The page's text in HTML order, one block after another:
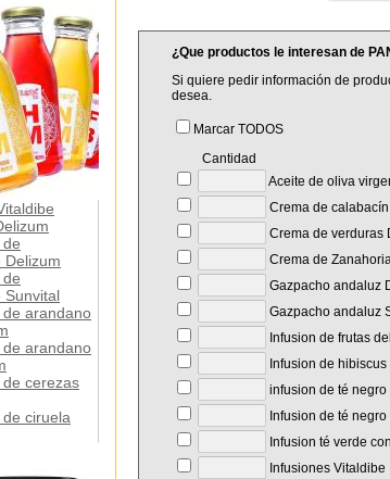
Delizum
Sunvital
arandano
arandano
cerezas
ciruela
¿Que productos le interesan de
Si quiere pedir información de
desea.
Marcar TODOS
Cantidad
Aceite de oliva
Crema de
Crema de verduras
Crema de
Gazpacho andaluz
Gazpacho andaluz
Infusion de frutas
Infusion de
infusion de té
Infusion de té
Infusion té verde
Infusiones Vitaldibe